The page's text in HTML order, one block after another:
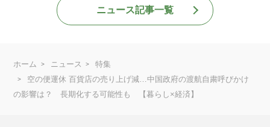
ニュース記事一覧
ホーム ニュース
特集
空の便運休 百貨店の売り上げ減…中国政府の渡航自粛呼びかけ
の影響は？ 長期化する可能性も 【暮らし×経済】